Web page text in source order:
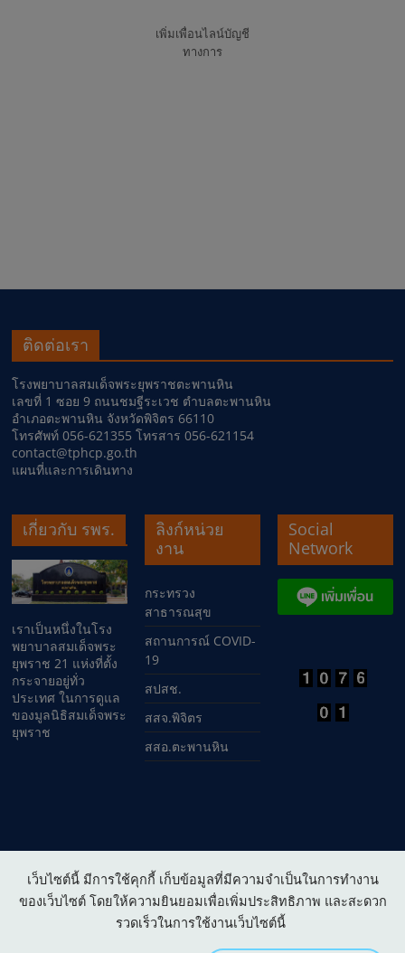
เว็บไซต์นี้ มีการใช้คุกกี้ เก็บข้อมูลที่มีความจำเป็นในการทำงาน
ของเว็บไซต์ โดยให้ความยินยอมเพื่อเพิ่มประสิทธิภาพ และสะดวก
รวดเร็วในการใช้งานเว็บไซต์นี้
เพิ่มเพื่อนไลน์บัญชี
ทางการ
ติดต่อเรา
โรงพยาบาลสมเด็จพระยุพราชตะพานหิน
เลขที่ 1 ซอย 9 ถนนชมฐีระเวช ตำบลตะพานหิน
อำเภอตะพานหิน จังหวัดพิจิตร 66110
โทรศัพท์ 056-621355 โทรสาร 056-621154
contact@tphcp.go.th
แผนที่และการเดินทาง
เกี่ยวกับ รพร.
เราเป็นหนึ่งในโรง
พยาบาลสมเด็จพระ
ยุพราช 21 แห่งที่ตั้ง
กระจายอยู่ทั่ว
ประเทศ ในการดูแล
ของมูลนิธิสมเด็จพระ
ยุพราช
ลิงก์หน่วย
งาน
กระทรวง
สาธารณสุข
สถานการณ์ COVID-
19
สปสช.
สสจ.พิจิตร
สสอ.ตะพานหิน
Social
Network
Copyright © 2026โรงพยาบาลสมเด็จพระยุพราชตะพานหิน. All
rights reserved.
เงื่อนไขการให้บริการเว็บไซต์ : Website policy
คุ้มครองข้อมูลส่วนบุคคล (PDPA)